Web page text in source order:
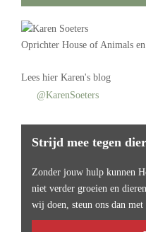
Oprichter House of Animals
Lees hier Karen's blog
@KarenSoeters
Strijd mee tegen
Zonder jouw hulp kunnen
niet verder groeien en
wij doen, steun ons dan